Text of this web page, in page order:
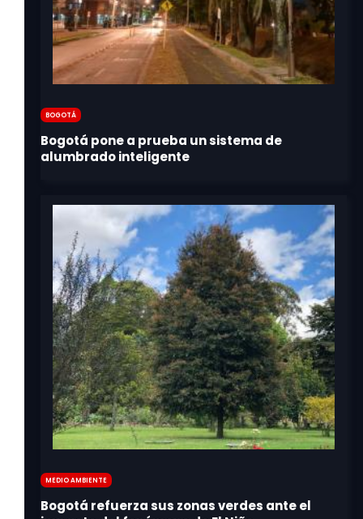
Bogotá
Medio Ambiente